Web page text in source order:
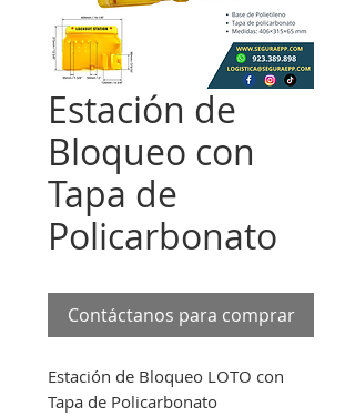
Estación de
Bloqueo con
Tapa de
Policarbonato
Contáctanos para comprar
Estación de Bloqueo LOTO con
Tapa de Policarbonato